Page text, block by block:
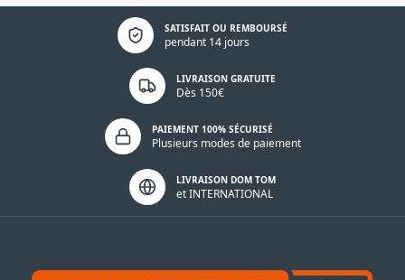
SATISFAIT OU REMBOURSÉ
pendant 14 jours
Politique de confidentialité
LIVRAISON GRATUITE
Dès 150€
PAIEMENT 100% SÉCURISÉ
Plusieurs modes de paiement
LIVRAISON DOM TOM
et INTERNATIONAL